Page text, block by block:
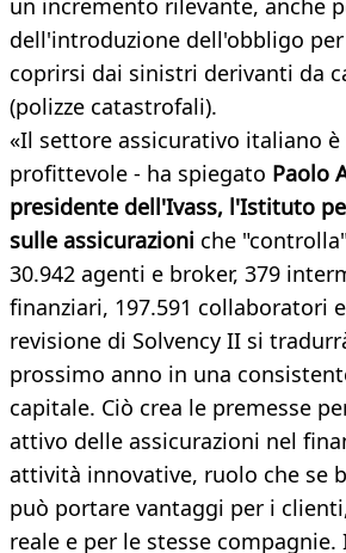
un incremento rilevante, anche
dell'introduzione dell'obbligo
coprirsi dai sinistri derivanti da
(polizze catastrofali).
«Il settore assicurativo italiano
profittevole - ha spiegato Paolo
presidente dell'Ivass, l'Istituto
sulle assicurazioni che
30.942 agenti e broker, 379
finanziari, 197.591 collaboratori
revisione di Solvency II si
prossimo anno in una
capitale. Ciò crea le premesse
attivo delle assicurazioni nel
attività innovative, ruolo che se
può portare vantaggi per i
reale e per le stesse